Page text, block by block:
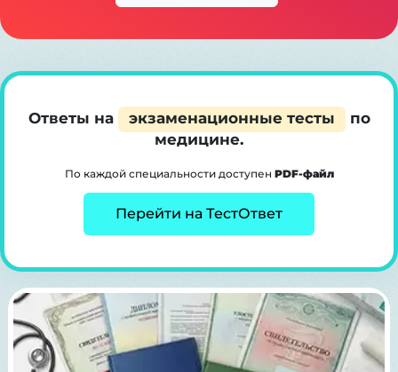
Ответы на экзаменационные тесты
по
медицине.
По каждой специальности доступен PDF-файл
Перейти на ТестОтвет